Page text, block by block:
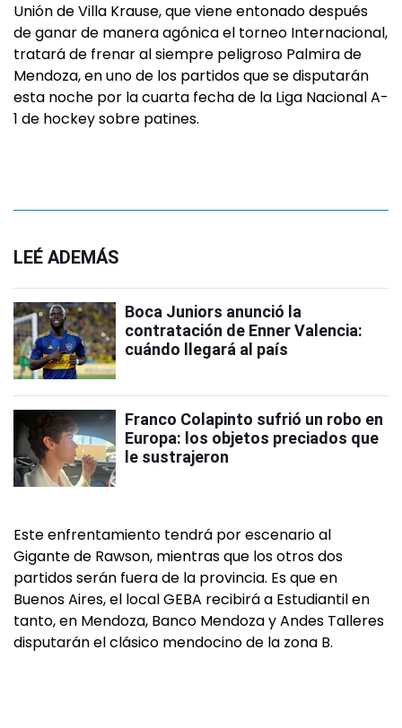
Unión de Villa Krause, que viene entonado después
de ganar de manera agónica el torneo Internacional,
tratará de frenar al siempre peligroso Palmira de
Mendoza, en uno de los partidos que se disputarán
esta noche por la cuarta fecha de la Liga Nacional A-
1 de hockey sobre patines.
LEÉ ADEMÁS
Boca Juniors anunció la
contratación de Enner Valencia:
cuándo llegará al país
Franco Colapinto sufrió un robo en
Europa: los objetos preciados que
le sustrajeron
Este enfrentamiento tendrá por escenario al
Gigante de Rawson, mientras que los otros dos
partidos serán fuera de la provincia. Es que en
Buenos Aires, el local GEBA recibirá a Estudiantil en
tanto, en Mendoza, Banco Mendoza y Andes Talleres
disputarán el clásico mendocino de la zona B.